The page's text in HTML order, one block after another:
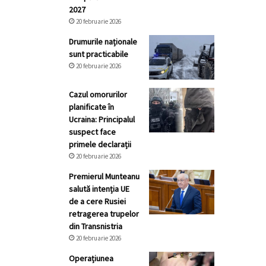
2027
20 februarie 2026
Drumurile naționale
sunt practicabile
20 februarie 2026
Cazul omorurilor
planificate în
Ucraina: Principalul
suspect face
primele declarații
20 februarie 2026
Premierul Munteanu
salută intenția UE
de a cere Rusiei
retragerea trupelor
din Transnistria
20 februarie 2026
Operațiunea